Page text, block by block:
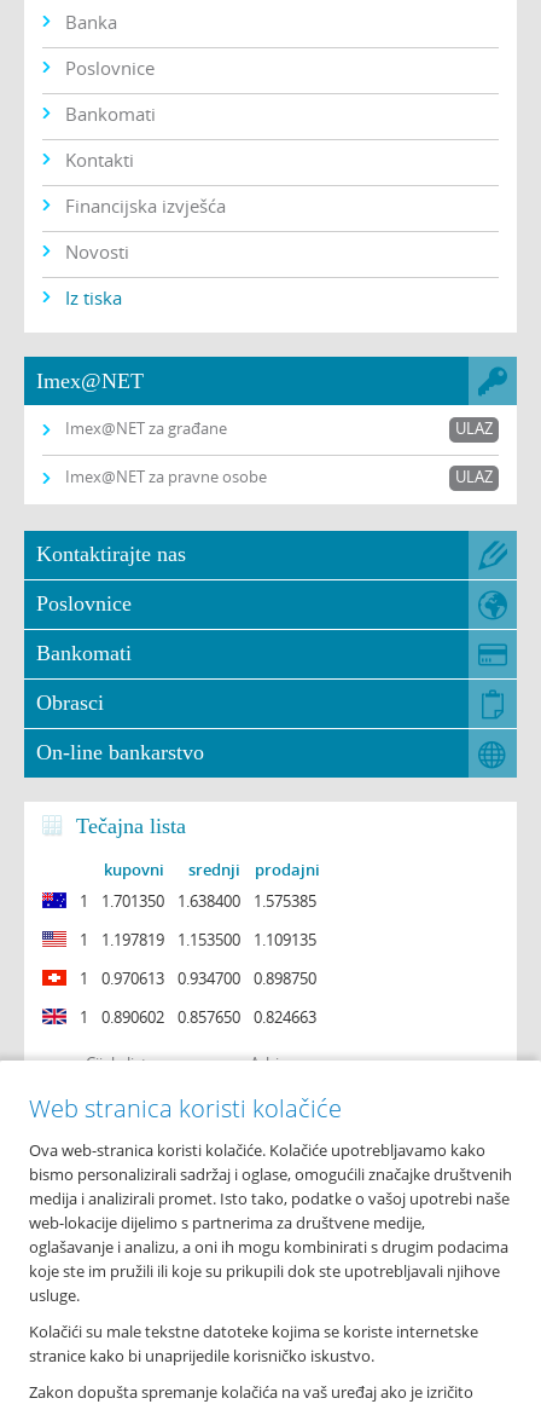
Banka
Poslovnice
Bankomati
Kontakti
Financijska izvješća
Novosti
Iz tiska
Imex@NET
Imex@NET za građane ULAZ
Imex@NET za pravne osobe ULAZ
Kontaktirajte nas
Poslovnice
Bankomati
Obrasci
On-line bankarstvo
Tečajna lista
kupovni srednji
prodajni
1
1.701350 1.638400
1.575385
1
1.197819 1.153500
1.109135
1
0.970613 0.934700
0.898750
1
0.890602 0.857650 0.824663
Cijela lista Arhiva
O nama
Osnovni podaci
Podružnice i poslovnice
Bankomati
Financijska izvješća
Novosti
Imex banka d.d.
Tolstojeva 6, 21 000 Split
Web stranica koristi kolačiće
Ova web-stranica koristi kolačiće. Kolačiće upotrebljavamo kako
bismo personalizirali sadržaj i oglase, omogućili značajke društvenih
medija i analizirali promet. Isto tako, podatke o vašoj upotrebi naše
web-lokacije dijelimo s partnerima za društvene medije,
oglašavanje i analizu, a oni ih mogu kombinirati s drugim podacima
koje ste im pružili ili koje su prikupili dok ste upotrebljavali njihove
usluge.
Kolačići su male tekstne datoteke kojima se koriste internetske
stranice kako bi unaprijedile korisničko iskustvo.
Zakon dopušta spremanje kolačića na vaš uređaj ako je izričito